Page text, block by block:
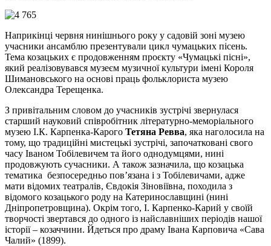
Наприкінці червня нинішнього року у садовій зоні музею
учасники ансамблю презентували цикл чумацьких пісень.
Тема козацьких є продовженням проєкту «Чумацькі пісні»,
який реалізовувався музеєм музичної культури імені Короля
Шимановського на основі праць фольклориста музею
Олександра Терещенка.
З привітальним словом до учасників зустрічі звернулася
старший науковий співробітник літературно-меморіального
музею І.К. Карпенка-Карого Тетяна Ревва, яка наголосила на
тому, що традиційні мистецькі зустрічі, започатковані свого
часу Іваном Тобілевичем та його однодумцями, нині
продовжують сучасники. А також зазначила, що козацька
тематика безпосередньо пов’язана і з Тобілевичами, адже
мати відомих театралів, Євдокія Зіновіївна, походила з
відомого козацького роду на Катеринославщині (нині
Дніпропетровщина). Окрім того, І. Карпенко-Карий у своїй
творчості звертався до одного із найславніших періодів нашої
історії – козаччини. Йдеться про драму Івана Карповича «Сава
Чалий» (1899).